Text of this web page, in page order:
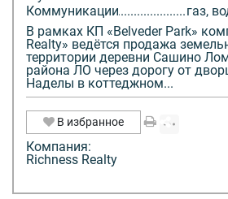
Коммуникации
газ,
В рамках КП «Belveder Park»
Realty» ведётся продажа
территории деревни Сашино
района ЛО через дорогу от
Наделы в коттеджном...
В избранное
Компания:
Richness Realty